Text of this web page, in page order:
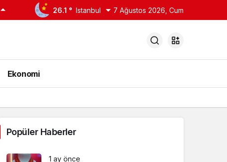
26.1 ° Istanbul 7 Ağustos 2026, Cum
Ekonomi
Popüler Haberler
1 ay önce